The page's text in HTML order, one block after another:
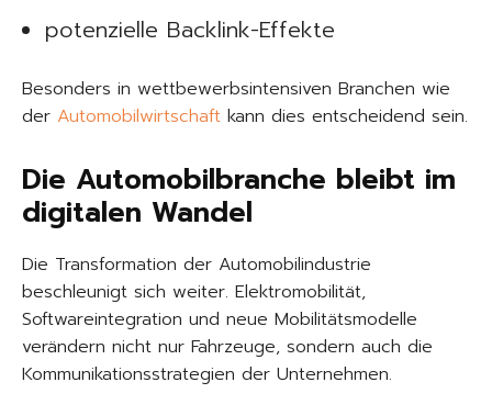
potenzielle Backlink-Effekte
Besonders in wettbewerbsintensiven Branchen wie
der Automobilwirtschaft kann dies entscheidend sein.
Die Automobilbranche bleibt im
digitalen Wandel
Die Transformation der Automobilindustrie
beschleunigt sich weiter. Elektromobilität,
Softwareintegration und neue Mobilitätsmodelle
verändern nicht nur Fahrzeuge, sondern auch die
Kommunikationsstrategien der Unternehmen.